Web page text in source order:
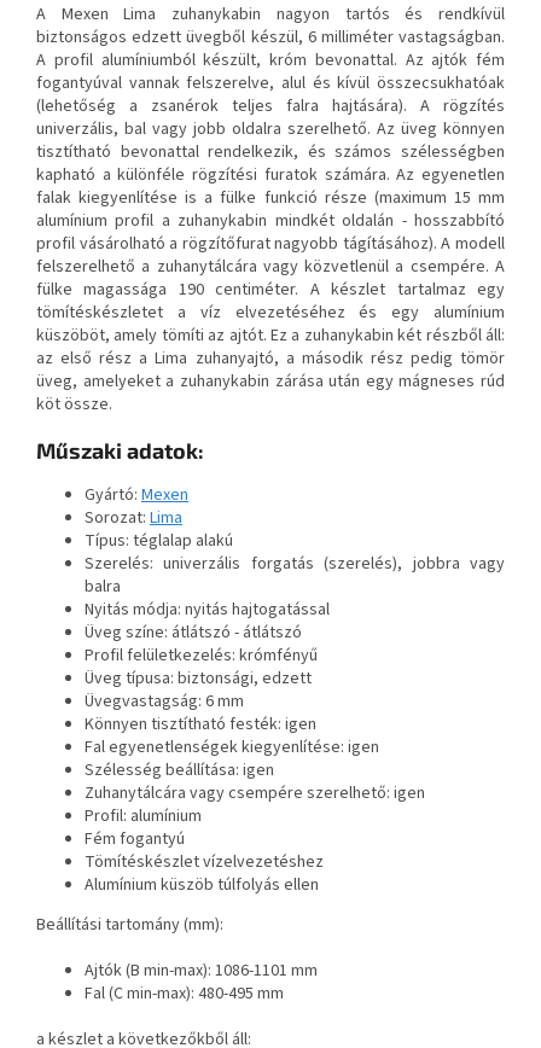
A Mexen Lima zuhanykabin nagyon tartós és rendkívül
biztonságos edzett üvegből készül, 6 milliméter vastagságban.
A profil alumíniumból készült, króm bevonattal. Az ajtók fém
fogantyúval vannak felszerelve, alul és kívül összecsukhatóak
(lehetőség a zsanérok teljes falra hajtására). A rögzítés
univerzális, bal vagy jobb oldalra szerelhető. Az üveg könnyen
tisztítható bevonattal rendelkezik, és számos szélességben
kapható a különféle rögzítési furatok számára. Az egyenetlen
falak kiegyenlítése is a fülke funkció része (maximum 15 mm
alumínium profil a zuhanykabin mindkét oldalán - hosszabbító
profil vásárolható a rögzítőfurat nagyobb tágításához). A modell
felszerelhető a zuhanytálcára vagy közvetlenül a csempére. A
fülke magassága 190 centiméter. A készlet tartalmaz egy
tömítéskészletet a víz elvezetéséhez és egy alumínium
küszöböt, amely tömíti az ajtót. Ez a zuhanykabin két részből áll:
az első rész a Lima zuhanyajtó, a második rész pedig tömör
üveg, amelyeket a zuhanykabin zárása után egy mágneses rúd
köt össze.
Műszaki adatok:
Gyártó: Mexen
Sorozat: Lima
Típus: téglalap alakú
Szerelés: univerzális forgatás (szerelés), jobbra vagy
balra
Nyitás módja: nyitás hajtogatással
Üveg színe: átlátszó - átlátszó
Profil felületkezelés: krómfényű
Üveg típusa: biztonsági, edzett
Üvegvastagság: 6 mm
Könnyen tisztítható festék: igen
Fal egyenetlenségek kiegyenlítése: igen
Szélesség beállítása: igen
Zuhanytálcára vagy csempére szerelhető: igen
Profil: alumínium
Fém fogantyú
Tömítéskészlet vízelvezetéshez
Alumínium küszöb túlfolyás ellen
Beállítási tartomány (mm):
Ajtók (B min-max): 1086-1101 mm
Fal (C min-max): 480-495 mm
a készlet a következőkből áll: